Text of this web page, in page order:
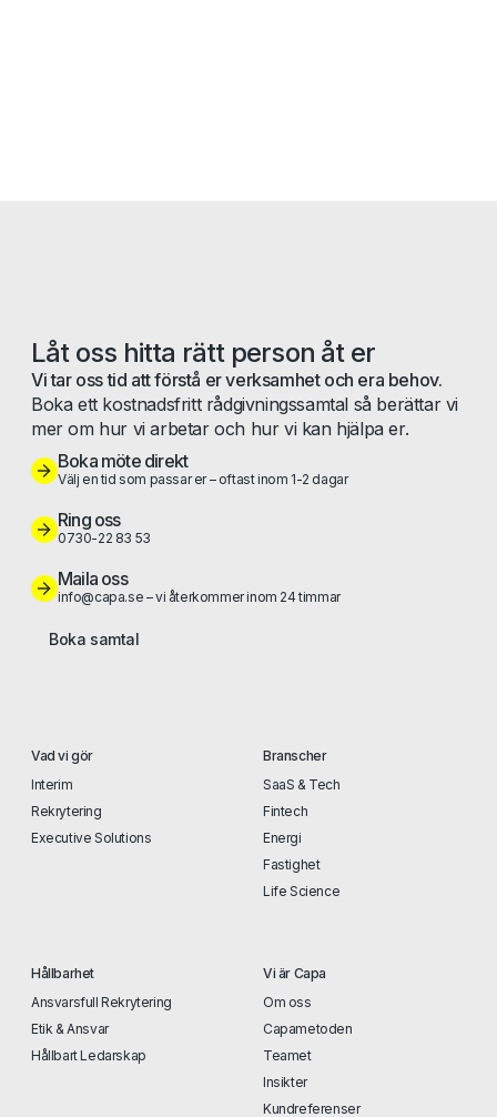
Låt oss hitta rätt person åt er
Vi tar oss tid att förstå er verksamhet och era behov.
Boka ett kostnadsfritt rådgivningssamtal så berättar vi
mer om hur vi arbetar och hur vi kan hjälpa er.
Boka möte direkt
Välj en tid som passar er – oftast inom 1-2 dagar
Ring oss
0730-22 83 53
Maila oss
info@capa.se – vi återkommer inom 24 timmar
Boka samtal
Vad vi gör
Interim
Rekrytering
Executive Solutions
Branscher
SaaS & Tech
Fintech
Energi
Fastighet
Life Science
Hållbarhet
Ansvarsfull Rekrytering
Etik & Ansvar
Hållbart Ledarskap
Vi är Capa
Om oss
Capametoden
Teamet
Insikter
Kundreferenser